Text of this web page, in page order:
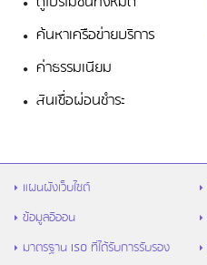
ค้นหาเครือข่ายบริการ
ค่าธรรมเนียม
สินเชื่อผ่อนชำระ
แผนผังเว็บไซต์
ข้อมูลอิออน
มาตรฐาน ISO ที่ได้รับการรับรอง